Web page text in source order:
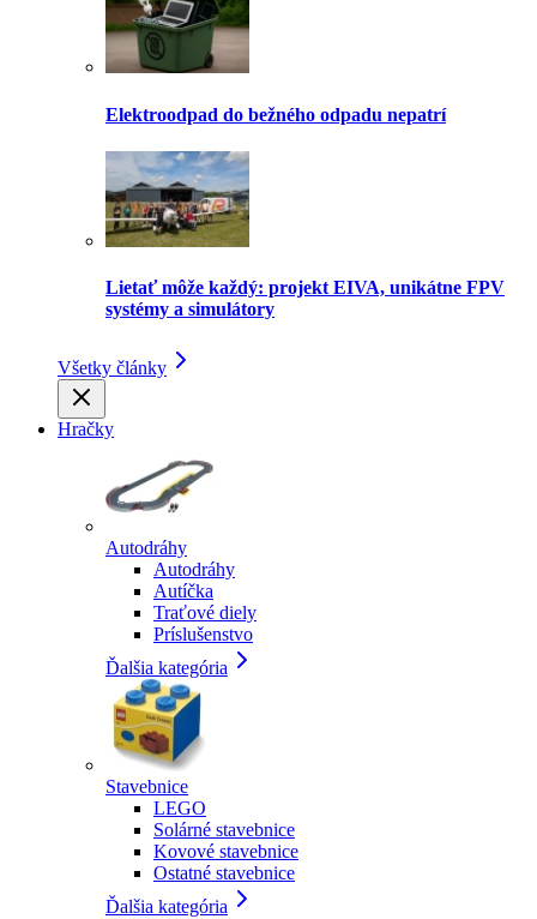
Elektroodpad do bežného odpadu nepatrí
Lietať môže každý: projekt EIVA, unikátne FPV
systémy a simulátory
Všetky články
Hračky
Autodráhy
Autodráhy
Autíčka
Traťové diely
Príslušenstvo
Ďalšia kategória
Stavebnice
LEGO
Solárné stavebnice
Kovové stavebnice
Ostatné stavebnice
Ďalšia kategória